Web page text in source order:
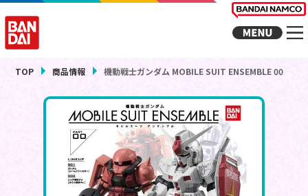
TOP 商品情報 機動戦士ガンダム MOBILE SUIT ENSEMBLE 00